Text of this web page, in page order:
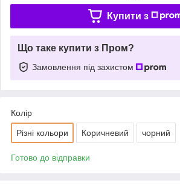
Купити з
Що таке купити з Пром?
Замовлення під захистом
Колір
Різні кольори Коричневий чорний
Готово до відправки